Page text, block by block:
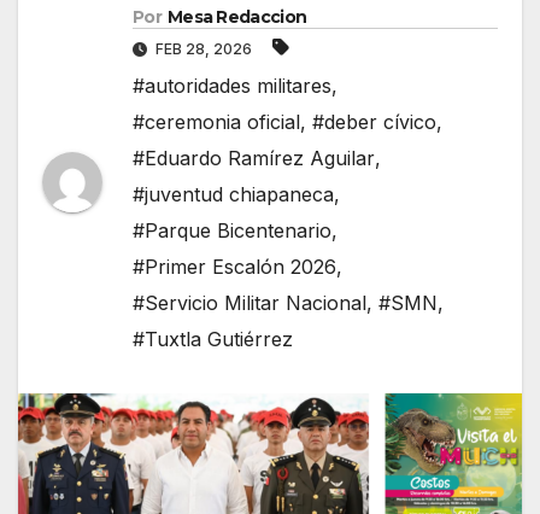
Por Mesa Redaccion
FEB 28, 2026
#autoridades militares,
#ceremonia oficial, #deber cívico,
#Eduardo Ramírez Aguilar,
#juventud chiapaneca,
#Parque Bicentenario,
#Primer Escalón 2026,
#Servicio Militar Nacional, #SMN,
#Tuxtla Gutiérrez